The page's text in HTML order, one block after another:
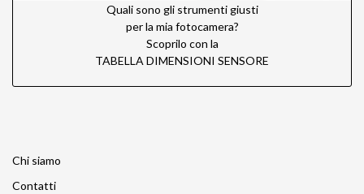
Quali sono gli strumenti giusti
per la mia fotocamera?
Scoprilo con la
TABELLA DIMENSIONI SENSORE
Chi siamo
Contatti